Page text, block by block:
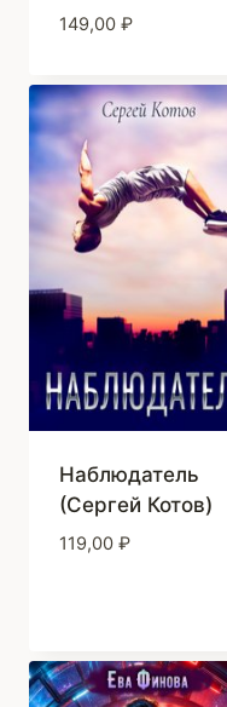
149,00 ₽
Наблюдатель
(Сергей Котов)
119,00 ₽